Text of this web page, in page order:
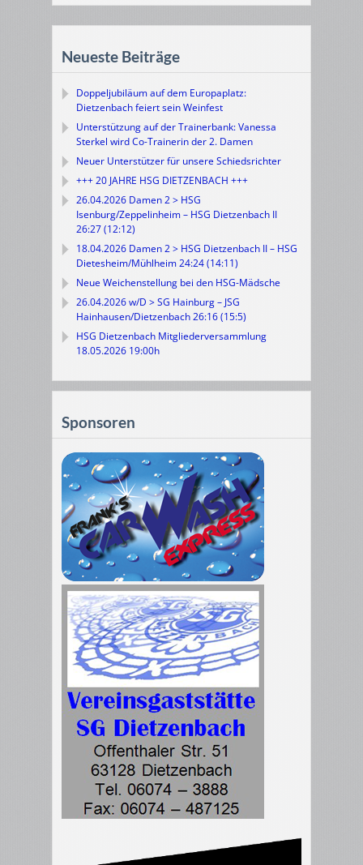
Neueste Beiträge
Doppeljubiläum auf dem Europaplatz:
Dietzenbach feiert sein Weinfest
Unterstützung auf der Trainerbank: Vanessa
Sterkel wird Co-Trainerin der 2. Damen
Neuer Unterstützer für unsere Schiedsrichter
+++ 20 JAHRE HSG DIETZENBACH +++
26.04.2026 Damen 2 > HSG
Isenburg/Zeppelinheim – HSG Dietzenbach II
26:27 (12:12)
18.04.2026 Damen 2 > HSG Dietzenbach II – HSG
Dietesheim/Mühlheim 24:24 (14:11)
Neue Weichenstellung bei den HSG-Mädsche
26.04.2026 w/D > SG Hainburg – JSG
Hainhausen/Dietzenbach 26:16 (15:5)
HSG Dietzenbach Mitgliederversammlung
18.05.2026 19:00h
Sponsoren